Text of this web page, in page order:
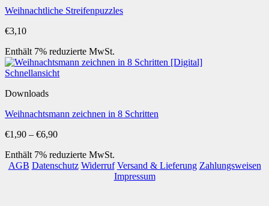
Weihnachtliche Streifenpuzzles
€3,10
Enthält 7% reduzierte MwSt.
Schnellansicht
Downloads
Weihnachtsmann zeichnen in 8 Schritten
€1,90 – €6,90Preisspanne:
bis
€6,90
Enthält 7% reduzierte MwSt.
AGB Datenschutz Widerruf Versand & Lieferung Zahlungsweisen
Impressum